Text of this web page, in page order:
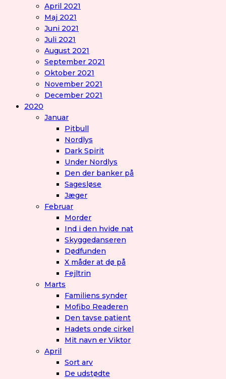
April 2021
Maj 2021
Juni 2021
Juli 2021
August 2021
September 2021
Oktober 2021
November 2021
December 2021
2020
Januar
Pitbull
Nordlys
Dark Spirit
Under Nordlys
Den der banker på
Sagesløse
Jæger
Februar
Morder
Ind i den hvide nat
Skyggedanseren
Dødfunden
X måder at dø på
Fejltrin
Marts
Familiens synder
Mofibo Readeren
Den tavse patient
Hadets onde cirkel
Mit navn er Viktor
April
Sort arv
De udstødte